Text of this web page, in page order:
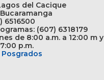
del Cacique
6516500
(607) 6318179
de 8:00 a.m. a 12:00 m y
p.m.
Posgrados